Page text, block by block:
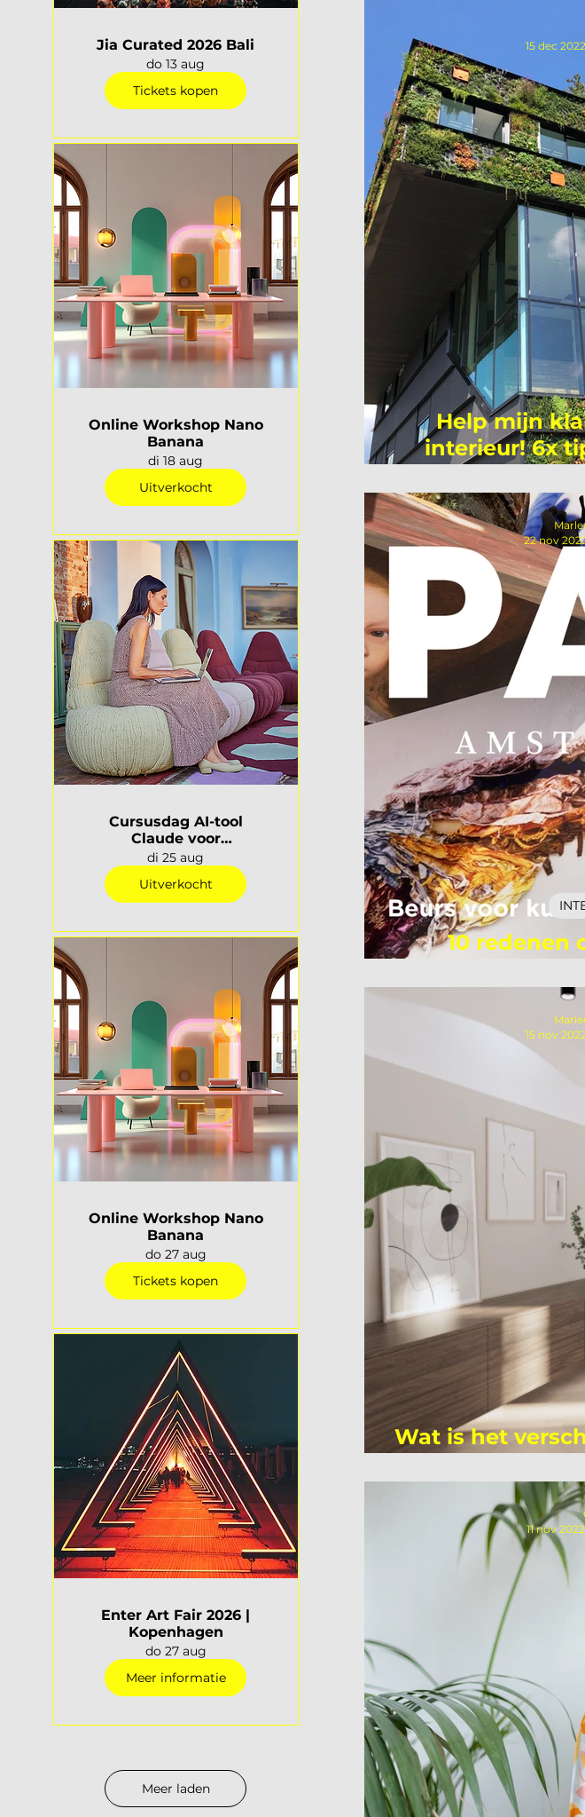
Jia Curated 2026 Bali
do 13 aug
Tickets kopen
Online Workshop Nano
Banana
di 18 aug
Uitverkocht
Cursusdag AI-tool
Claude voor
interieurprofessionals |
di 25 aug
Uitverkocht
Online Workshop Nano
Banana
do 27 aug
Tickets kopen
Enter Art Fair 2026 |
Kopenhagen
do 27 aug
Meer informatie
Meer laden
Help mijn
interieur! 6x
15 dec 2022
10 redenen
22 nov
Wat is het
15 nov
11 nov 2022